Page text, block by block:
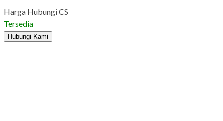
Harga Hubungi CS
Tersedia
Hubungi Kami